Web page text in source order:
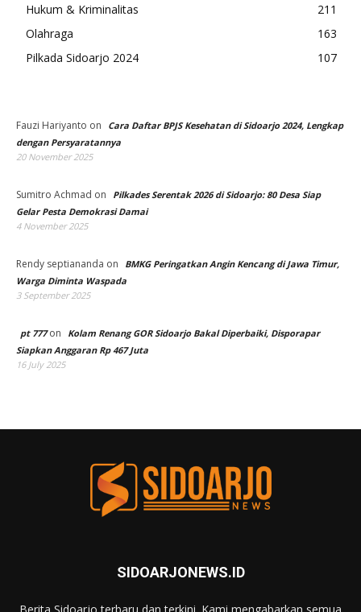
Hukum & Kriminalitas
211
Olahraga
163
Pilkada Sidoarjo 2024
107
Fauzi Hariyanto on
Cara Daftar BPJS Kesehatan di Sidoarjo 2024, Lengkap
dengan Persyaratannya
20 November 2025
Sumitro Achmad on
Pilkades Serentak 2026 di Sidoarjo: 80 Desa Siap
Gelar Pesta Demokrasi Damai
4 November 2025
Rendy septiananda on
BMKG Peringatkan Angin Kencang di Jawa Timur,
Warga Diminta Waspada
3 September 2025
pt 777on
Kolam Renang GOR Sidoarjo Bakal Diperbaiki, Disporapar
Siapkan Anggaran Rp 467 Juta
16 July 2025
SIDOARJONEWS.ID